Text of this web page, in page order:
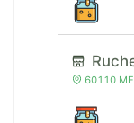
60110